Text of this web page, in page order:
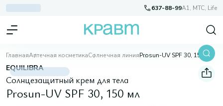
637-88-99A1, МТС, Life
ГлавнаяАптечная косметикаСолнечная линияProsun-UV SPF 30, 150 мл
EQUILIBRA
Солнцезащитный крем для тела
Prosun-UV SPF 30, 150 мл